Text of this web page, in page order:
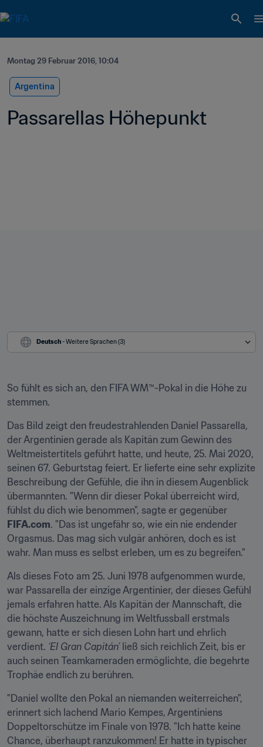
Montag 29 Februar 2016, 10:04
Argentina
Passarellas Höhepunkt
Deutsch - Weitere Sprachen (3)
So fühlt es sich an, den FIFA WM™-Pokal in die Höhe zu
stemmen.
Das Bild zeigt den freudestrahlenden Daniel Passarella,
der Argentinien gerade als Kapitän zum Gewinn des
Weltmeistertitels geführt hatte, und heute, 25. Mai 2020,
seinen 67. Geburtstag feiert. Er lieferte eine sehr explizite
Beschreibung der Gefühle, die ihn in diesem Augenblick
übermannten. "Wenn dir dieser Pokal überreicht wird,
FIFA.com. "Das ist ungefähr so, wie ein nie endender
Orgasmus. Das mag sich vulgär anhören, doch es ist
wahr. Man muss es selbst erleben, um es zu begreifen."
Als dieses Foto am 25. Juni 1978 aufgenommen wurde,
war Passarella der einzige Argentinier, der dieses Gefühl
jemals erfahren hatte. Als Kapitän der Mannschaft, die
die höchste Auszeichnung im Weltfussball erstmals
gewann, hatte er sich diesen Lohn hart und ehrlich
verdient. ‘El Gran Capitán’ ließ sich reichlich Zeit, bis er
auch seinen Teamkameraden ermöglichte, die begehrte
Trophäe endlich zu berühren.
"Daniel wollte den Pokal an niemanden weiterreichen",
erinnert sich lachend Mario Kempes, Argentiniens
Doppeltorschütze im Finale von 1978. "Ich hatte keine
Chance, überhaupt ranzukommen! Er hatte in typischer